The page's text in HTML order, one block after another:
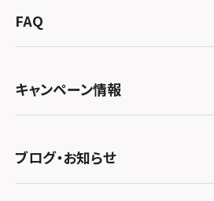
スマホスピタル 高崎
スマホスピタル鴻巣
スマホスピタル テルル三芳
スマホスピタル 熊谷
スマホスピタル ゲオデジタル
スマホスピタル埼玉大宮
スマホスピタルアル・プラザ小
スマホスピタル 北陸総合修
スマホスピタル 長野
東海
スマホスピタル岐阜
スマホスピタル 浜松
スマホスピタル静岡パルコ
スマホスピタル 藤枝
スマホスピタル名古屋駅前
関西
スマホスピタル 大阪梅田
スマホスピタル by デジホ 梅
スマホスピタル京橋
中国・四国
スマホスピタル岡山駅前
スマホスピタル by デジホ マ
ち
総務省登録業者
特定商取引法に関する表記
プライバシーポリシー
郵送修理依頼
郵送修理の流れ
FAQ
キャンペーン情報
キャンペーン一覧
ブログ・お知らせ